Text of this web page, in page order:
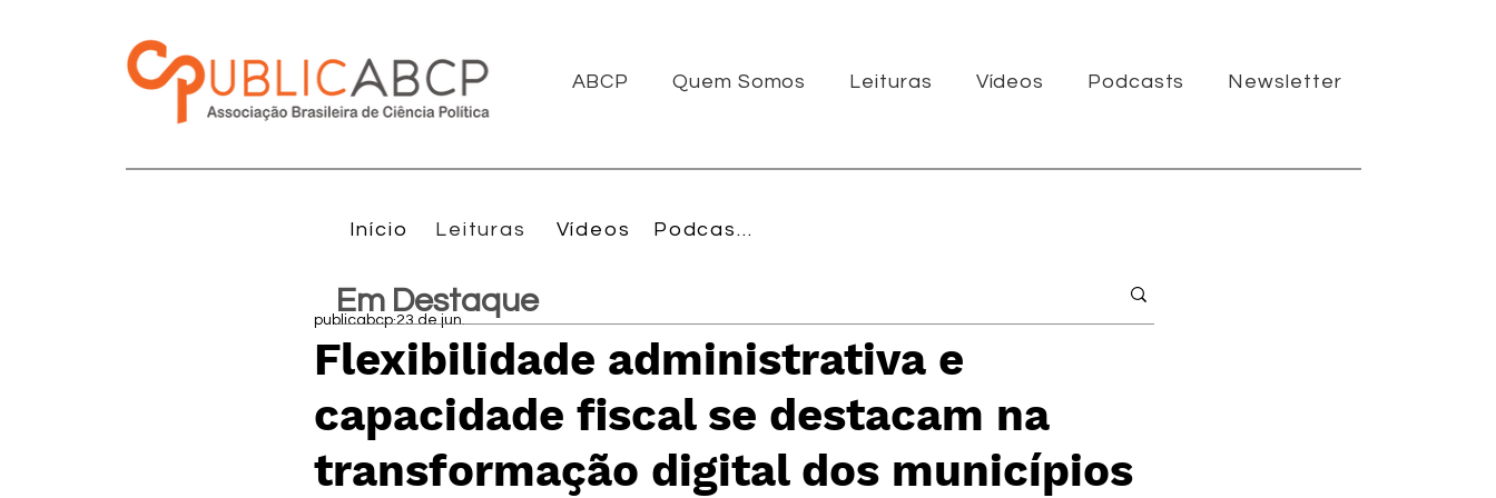
ABCP Quem Somos Leituras Vídeos Podcasts Newsletter
Início Leituras Vídeos Podcasts
Flexibilidade administrativa e
capacidade fiscal se destacam na
transformação digital dos municípios
publicabcp 23 de jun.
Em Destaque